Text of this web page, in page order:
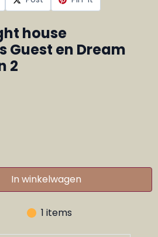
house
Guest en Dream
2
In winkelwagen
1 items